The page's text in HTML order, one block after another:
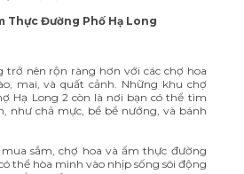
Thực Đường Phố Hạ Long
trở nên rộn ràng hơn với các chợ hoa
mai, và quất cảnh. Những khu chợ
Hạ Long 2 còn là nơi bạn có thể tìm
như chả mực, bề bề nướng, và bánh
sắm, chợ hoa và ẩm thực đường
thể hòa mình vào nhịp sống sôi động